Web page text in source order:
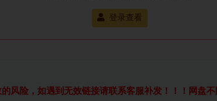
登录查看
风险，如遇到无效链接请联系客服补发！！！网盘